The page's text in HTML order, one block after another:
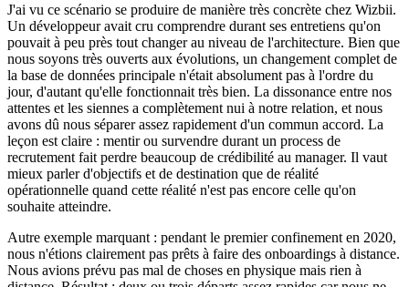
J'ai vu ce scénario se produire de manière très concrète chez Wizbii.
Un développeur avait cru comprendre durant ses entretiens qu'on
pouvait à peu près tout changer au niveau de l'architecture. Bien que
nous soyons très ouverts aux évolutions, un changement complet de
la base de données principale n'était absolument pas à l'ordre du
jour, d'autant qu'elle fonctionnait très bien. La dissonance entre nos
attentes et les siennes a complètement nui à notre relation, et nous
avons dû nous séparer assez rapidement d'un commun accord. La
leçon est claire : mentir ou survendre durant un process de
recrutement fait perdre beaucoup de crédibilité au manager. Il vaut
mieux parler d'objectifs et de destination que de réalité
opérationnelle quand cette réalité n'est pas encore celle qu'on
souhaite atteindre.
Autre exemple marquant : pendant le premier confinement en 2020,
nous n'étions clairement pas prêts à faire des onboardings à distance.
Nous avions prévu pas mal de choses en physique mais rien à